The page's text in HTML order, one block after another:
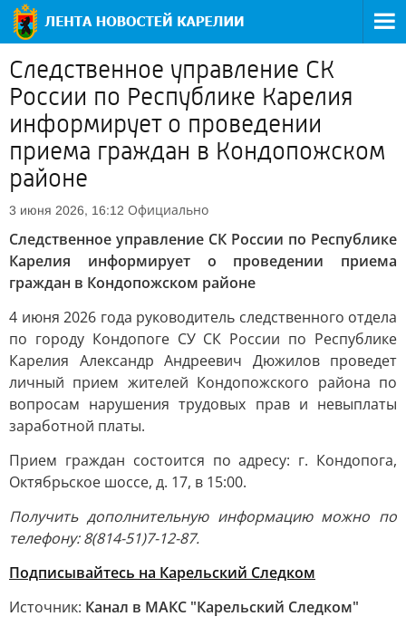
Следственное управление СК
России по Республике Карелия
информирует о проведении
приема граждан в Кондопожском
районе
3 июня 2026, 16:12 Официально
Следственное управление СК России по Республике
Карелия информирует о проведении приема
граждан в Кондопожском районе
4 июня 2026 года руководитель следственного отдела
по городу Кондопоге СУ СК России по Республике
Карелия Александр Андреевич Дюжилов проведет
личный прием жителей Кондопожского района по
вопросам нарушения трудовых прав и невыплаты
заработной платы.
Прием граждан состоится по адресу: г. Кондопога,
Октябрьское шоссе, д. 17, в 15:00.
Получить дополнительную информацию можно по
телефону: 8(814-51)7-12-87.
Подписывайтесь на Карельский Следком
Источник: Канал в МАКС "Карельский Следком"